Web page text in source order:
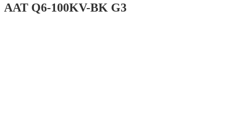
AAT Q6-100KV-BK G3